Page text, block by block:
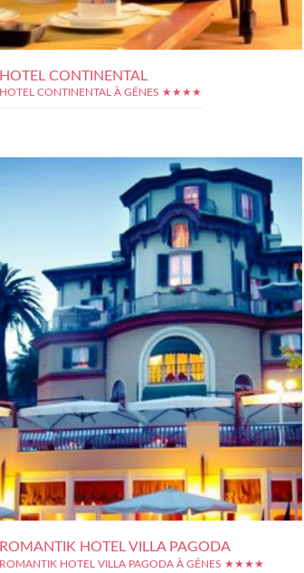
HOTEL CONTINENTAL
HOTEL CONTINENTAL À GÊNES ★★★★
ROMANTIK HOTEL VILLA PAGODA
ROMANTIK HOTEL VILLA PAGODA À GÊNES ★★★★